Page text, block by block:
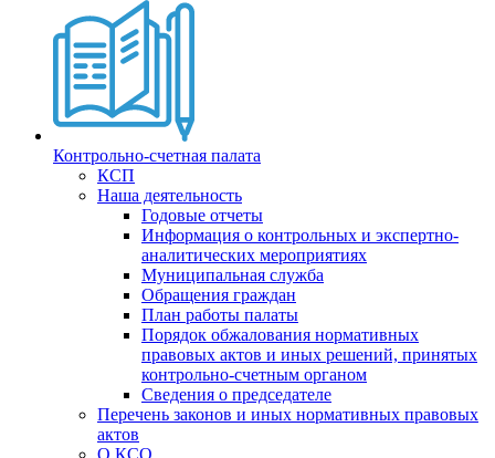
Контрольно-счетная палата
КСП
Наша деятельность
Годовые отчеты
Информация о контрольных и экспертно-
аналитических мероприятиях
Муниципальная служба
Обращения граждан
План работы палаты
Порядок обжалования нормативных
правовых актов и иных решений, принятых
контрольно-счетным органом
Сведения о председателе
Перечень законов и иных нормативных правовых
актов
О КСО